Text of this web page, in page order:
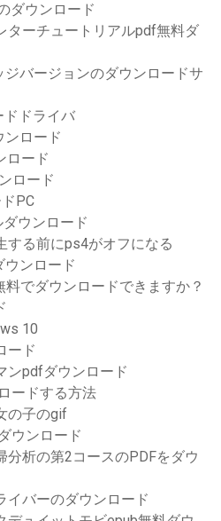
ダウンロード
ターチュートリアルpdf無料ダ
ジバージョンのダウンロードサ
ドドライバ
ンロード
ロード
ロード
PC
ウンロード
する前にps4がオフになる
ウンロード
でダウンロードできますか？
10
ード
ンpdfダウンロード
ードする方法
の子のgif
ウンロード
分析の第2コースのPDFをダウ
イバーのダウンロード